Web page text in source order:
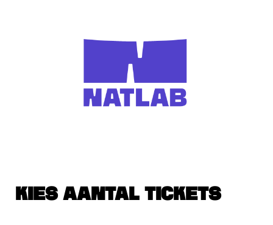
KIES AANTAL TICKETS